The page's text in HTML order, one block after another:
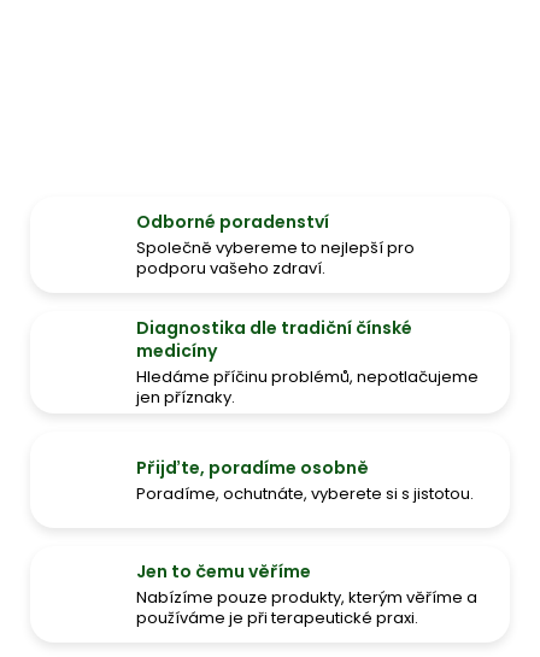
Odborné poradenství
Společně vybereme to nejlepší pro
podporu vašeho zdraví.
Diagnostika dle tradiční čínské
medicíny
Hledáme příčinu problémů, nepotlačujeme
jen příznaky.
Přijďte, poradíme osobně
Poradíme, ochutnáte, vyberete si s jistotou.
Jen to čemu věříme
Nabízíme pouze produkty, kterým věříme a
používáme je při terapeutické praxi.